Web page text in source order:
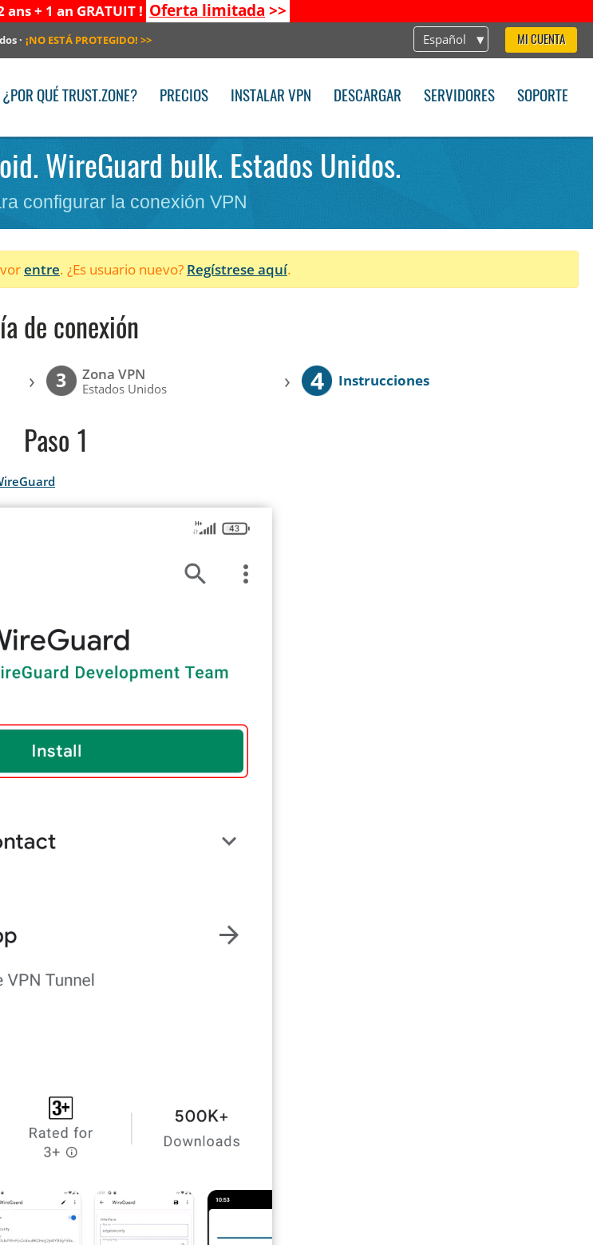
ans + 1 an GRATUIT ! Oferta limitada >>
Español MI CUENTA
· ¡NO ESTÁ PROTEGIDO! >>
¿POR QUÉ TRUST.ZONE? PRECIOS INSTALAR VPN DESCARGAR SERVIDORES SOPORTE
WireGuard bulk. Estados Unidos.
configurar la conexión VPN
entre. ¿Es usuario nuevo? Regístrese aquí.
de conexión
› 3 Zona VPN
Estados Unidos › 4 Instrucciones
Paso 1